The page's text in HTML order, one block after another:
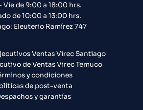
Vie de 9:00 a 18:00 hrs.
de 10:00 a 13:00 hrs.
Eleuterio Ramírez 747​
Ventas Virec Santiago
de Ventas Virec Temuco
y condiciones
de post-venta
y garantías